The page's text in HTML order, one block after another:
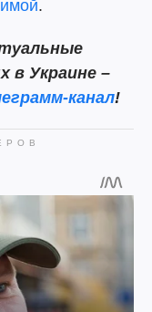
.
в Украине –
канал!